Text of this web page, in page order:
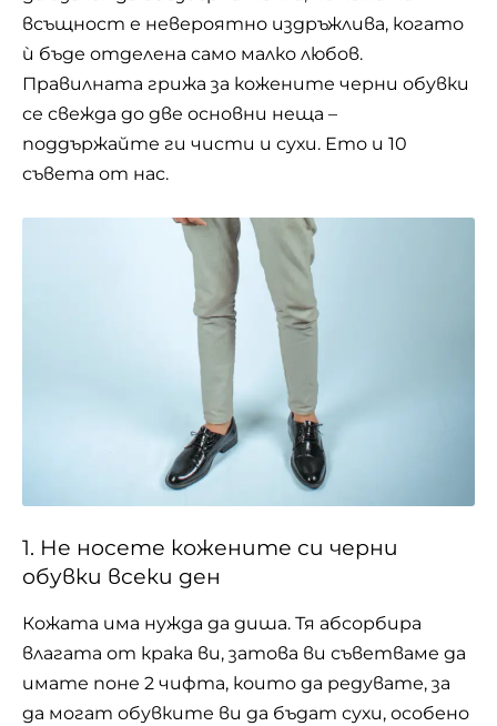
всъщност е невероятно издръжлива, когато
ѝ бъде отделена само малко любов.
Правилната грижа за кожените черни обувки
се свежда до две основни неща –
поддържайте ги чисти и сухи. Ето и 10
съвета от нас.
1. Не носете кожените си черни
обувки всеки ден
Кожата има нужда да диша. Тя абсорбира
влагата от крака ви, затова ви съветваме да
имате поне 2 чифта, които да редувате, за
да могат обувките ви да бъдат сухи, особено